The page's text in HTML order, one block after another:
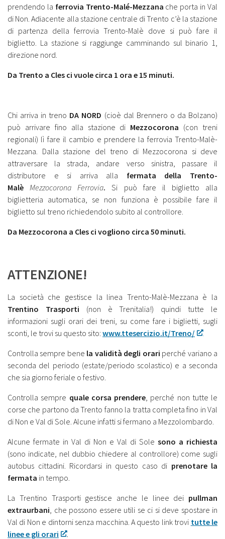
prendendo la ferrovia Trento-Malé-Mezzana che porta in Val
di Non. Adiacente alla stazione centrale di Trento c’è la stazione
di partenza della ferrovia Trento-Malè dove si può fare il
biglietto. La stazione si raggiunge camminando sul binario 1,
direzione nord.
Da Trento a Cles ci vuole circa 1 ora e 15 minuti.
Chi arriva in treno DA NORD (cioè dal Brennero o da Bolzano)
può arrivare fino alla stazione di Mezzocorona (con treni
regionali) lì fare il cambio e prendere la ferrovia Trento-Malè-
Mezzana. Dalla stazione del treno di Mezzocorona si deve
attraversare la strada, andare verso sinistra, passare il
distributore e si arriva alla fermata della Trento-
Malè Mezzocorona Ferrovia.Si può fare il biglietto alla
biglietteria automatica, se non funziona è possibile fare il
biglietto sul treno richiedendolo subito al controllore.
Da Mezzocorona a Cles ci vogliono circa 50 minuti.
ATTENZIONE!
La società che gestisce la linea Trento-Malè-Mezzana è la
Trentino Trasporti (non è Trenitalia!) quindi tutte le
informazioni sugli orari dei treni, su come fare i biglietti, sugli
sconti, le trovi su questo sito: www.ttesercizio.it/Treno/
Controlla sempre bene la validità degli orari perché variano a
seconda del periodo (estate/periodo scolastico) e a seconda
che sia giorno feriale o festivo.
Controlla sempre quale corsa prendere , perché non tutte le
corse che partono da Trento fanno la tratta completa fino in Val
di Non e Val di Sole. Alcune infatti si fermano a Mezzolombardo.
Alcune fermate in Val di Non e Val di Sole sono a richiesta
(sono indicate, nel dubbio chiedere al controllore) come sugli
autobus cittadini. Ricordarsi in questo caso di prenotare la
fermata in tempo.
La Trentino Trasporti gestisce anche le linee dei pullman
extraurbani , che possono essere utili se ci si deve spostare in
Val di Non e dintorni senza macchina. A questo link trovi tutte le
linee e gli orari
.